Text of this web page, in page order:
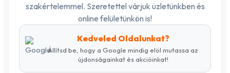
szakértelemmel. Szeretettel várjuk üzletünkben és
online felületünkön is!
Kedveled Oldalunkat?
Állítsd be, hogy a Google mindig elöl mutassa az
újdonságainkat és akcióinkat!